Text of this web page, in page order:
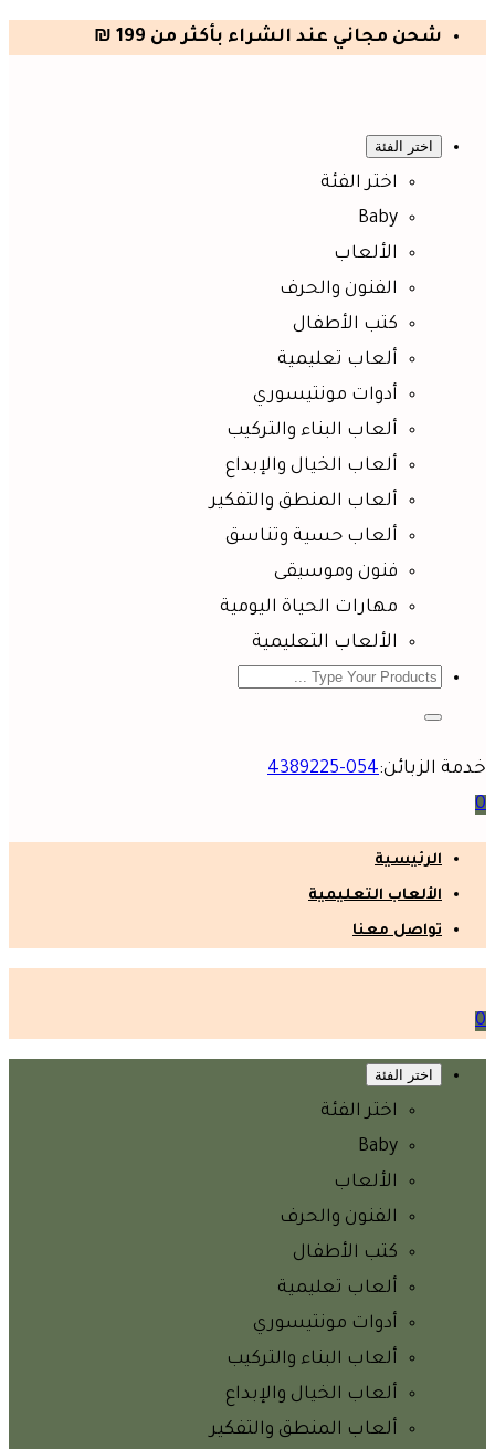
شحن مجاني عند الشراء بأكثر من 199 ₪
اختر الفئة
اختر الفئة
Baby
الألعاب
الفنون والحرف
كتب الأطفال
ألعاب تعليمية
أدوات مونتيسوري
ألعاب البناء والتركيب
ألعاب الخيال والإبداع
ألعاب المنطق والتفكير
ألعاب حسية وتناسق
فنون وموسيقى
مهارات الحياة اليومية
الألعاب التعليمية
خدمة الزبائن:054-4389225
0
الرئيسية
الألعاب التعليمية
تواصل معنا
0
اختر الفئة
اختر الفئة
Baby
الألعاب
الفنون والحرف
كتب الأطفال
ألعاب تعليمية
أدوات مونتيسوري
ألعاب البناء والتركيب
ألعاب الخيال والإبداع
ألعاب المنطق والتفكير